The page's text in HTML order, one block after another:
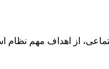
از اهداف مهم نظام